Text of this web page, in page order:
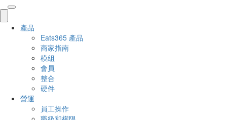
產品
Eats365 產品
商家指南
模組
會員
整合
硬件
營運
員工操作